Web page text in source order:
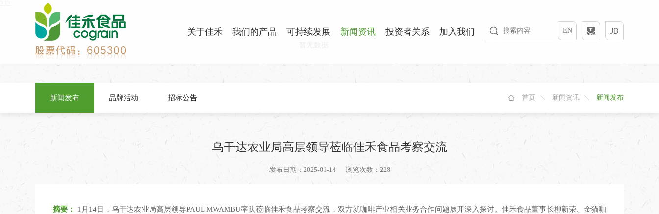
EN
关于佳禾 我们的产品 可持续发展 新闻资讯 投资者关系 加入我们
新闻发布 品牌活动 招标公告 首页 新闻资讯 新闻发布
乌干达农业局高层领导莅临佳禾食品考察交流
发布日期：2025-01-14 浏览次数：228
摘要：
1月14日，乌干达农业局高层领导PAUL MWAMBU率队莅临佳禾食品考察交流，双方就咖啡产业相关业务合作问题展开深入探讨。佳禾食品董事长柳新荣、金猫咖